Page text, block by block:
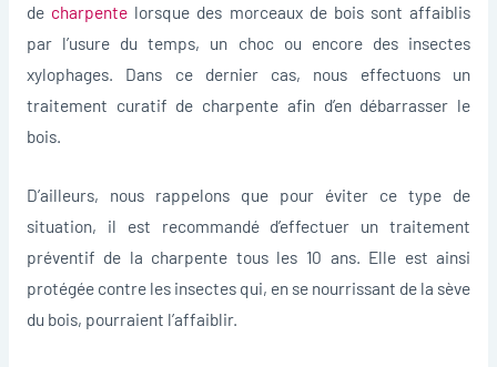
de charpente lorsque des morceaux de bois sont affaiblis
par l’usure du temps, un choc ou encore des insectes
xylophages. Dans ce dernier cas, nous effectuons un
traitement curatif de charpente afin d’en débarrasser le
bois.
D’ailleurs, nous rappelons que pour éviter ce type de
situation, il est recommandé d’effectuer un traitement
préventif de la charpente tous les 10 ans. Elle est ainsi
protégée contre les insectes qui, en se nourrissant de la sève
du bois, pourraient l’affaiblir.